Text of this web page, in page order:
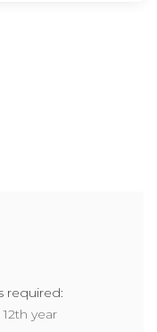
required:
year